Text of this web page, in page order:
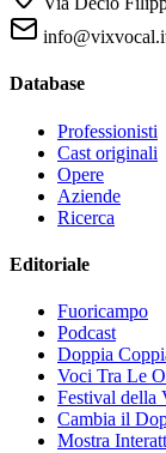
Database
Professionisti
Cast originali
Opere
Aziende
Ricerca
Editoriale
Fuoricampo
Podcast
Doppia
Voci Tra Le
Festival della
Cambia il
Mostra